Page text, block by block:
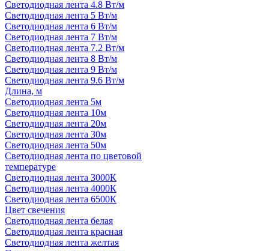
Светодиодная лента 4.8 Вт/м
Светодиодная лента 5 Вт/м
Светодиодная лента 6 Вт/м
Светодиодная лента 7 Вт/м
Светодиодная лента 7.2 Вт/м
Светодиодная лента 8 Вт/м
Светодиодная лента 9 Вт/м
Светодиодная лента 9.6 Вт/м
Длина, м
Светодиодная лента 5м
Светодиодная лента 10м
Светодиодная лента 20м
Светодиодная лента 30м
Светодиодная лента 50м
Светодиодная лента по цветовой
температуре
Светодиодная лента 3000К
Светодиодная лента 4000К
Светодиодная лента 6500К
Цвет свечения
Светодиодная лента белая
Светодиодная лента красная
Светодиодная лента желтая